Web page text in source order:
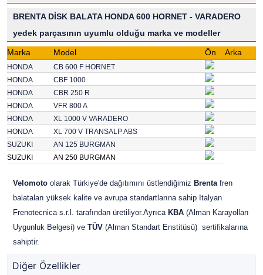
BRENTA DİSK BALATA HONDA 600 HORNET - VARADERO
yedek parçasının uyumlu olduğu marka ve modeller
Marka Model Ön Arka
HONDA
CB 600 F HORNET
HONDA
CBF 1000
HONDA
CBR 250 R
HONDA
VFR 800 A
HONDA
XL 1000 V VARADERO
HONDA
XL 700 V TRANSALP ABS
SUZUKI
AN 125 BURGMAN
SUZUKI
AN 250 BURGMAN
Velomoto olarak Türkiye'de dağıtımını üstlendiğimiz Brentafren
balataları yüksek kalite ve avrupa standartlarına sahip Italyan
Frenotecnica s.r.l. tarafından üretiliyor.Ayrıca KBA (Alman Karayolları
Uygunluk Belgesi) ve TÜV (Alman Standart Enstitüsü) sertifikalarına
sahiptir.
Diğer Özellikler